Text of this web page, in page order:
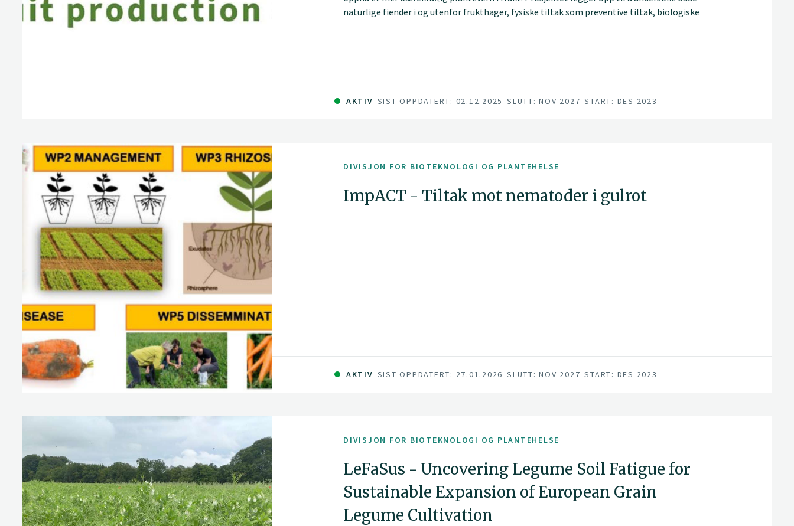
naturlige fiender i og utenfor frukthager, fysiske tiltak som preventive tiltak, biologiske
AKTIV SIST OPPDATERT: 02.12.2025 SLUTT: NOV 2027 START: DES 2023
DIVISJON FOR BIOTEKNOLOGI OG PLANTEHELSE
ImpACT - Tiltak mot nematoder i gulrot
AKTIV SIST OPPDATERT: 27.01.2026 SLUTT: NOV 2027 START: DES 2023
DIVISJON FOR BIOTEKNOLOGI OG PLANTEHELSE
LeFaSus - Uncovering Legume Soil Fatigue for
Sustainable Expansion of European Grain
Legume Cultivation